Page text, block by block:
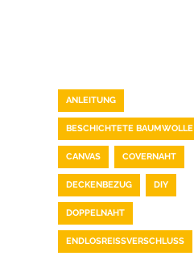
ANLEITUNG
BESCHICHTETE BAUMWOLLE
CANVAS COVERNAHT
DECKENBEZUG DIY
DOPPELNAHT
ENDLOSREISSVERSCHLUSS